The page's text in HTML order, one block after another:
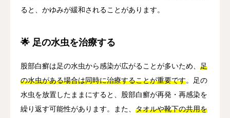
ると、かゆみが緩和されることがあります。
🌟 足の水虫を治療する
股部白癬は足の水虫から感染が広がることが多いため、 足
の水虫がある場合は同時に治療することが重要です。足の
水虫を放置したままにすると、股部白癬が再発・再感染を
繰り返す可能性があります。また、 タオルや靴下の共用を